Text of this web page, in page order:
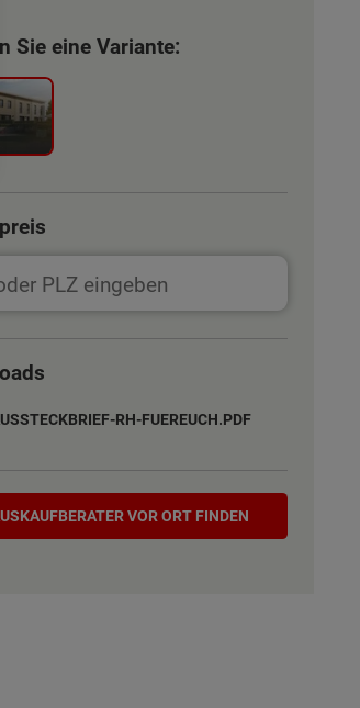
Sie eine Variante:
RH-FUEREUCH.PDF
VOR ORT FINDEN